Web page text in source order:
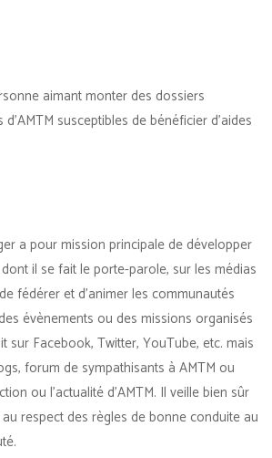
aimant monter des dossiers
susceptibles de bénéficier d’aides
a pour mission principale de développer
dont il se fait le porte-parole, sur les médias
fédérer et d’animer les communautés
évènements ou des missions organisés
sur Facebook, Twitter, YouTube, etc. mais
forum de sympathisants à AMTM ou
ou l’actualité d’AMTM. Il veille bien sûr
respect des règles de bonne conduite au